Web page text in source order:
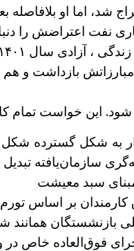
شد، اما او
نفت اعتراضش را
این خواست تمام
ماهه اخیر دست کم‌ ۱۱
سازمان‌یافته
سبد معیشت
کارمندان بر اساس
فوق‌العاده خاص